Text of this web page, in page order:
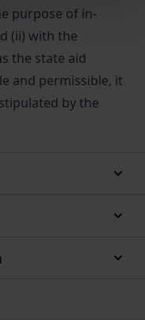
purpose of in-
(ii) with the
the state aid
and permissible, it
by the